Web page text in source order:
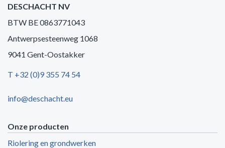
DESCHACHT NV
BTW BE 0863771043
Antwerpsesteenweg 1068
9041 Gent-Oostakker
T +32 (0)9 355 74 54
info@deschacht.eu
Onze producten
Riolering en grondwerken